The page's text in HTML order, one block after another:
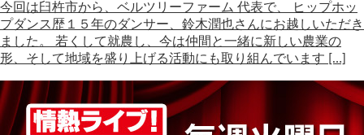
今回は臼杵市から、ベルツリーファーム 代表で、 ヒップホッ
プダンス歴１５年のダンサー、鈴木潤也さんにお越しいただき
ました。 若くして就農し、今は仲間と一緒に新しい農業の
形、そして地域を盛り上げる活動にも取り組んでいます […]